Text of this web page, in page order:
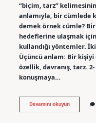
“biçim, tarz”
anlamıyla, bir cümlede
demek örnek cümle?
hedeflerine ulaşmak
kullandığı yöntemler.
Üçüncü anlam: Bir
özellik, davranış, tarz.
konuşmaya…
Devamını okuyunMinival
Ne